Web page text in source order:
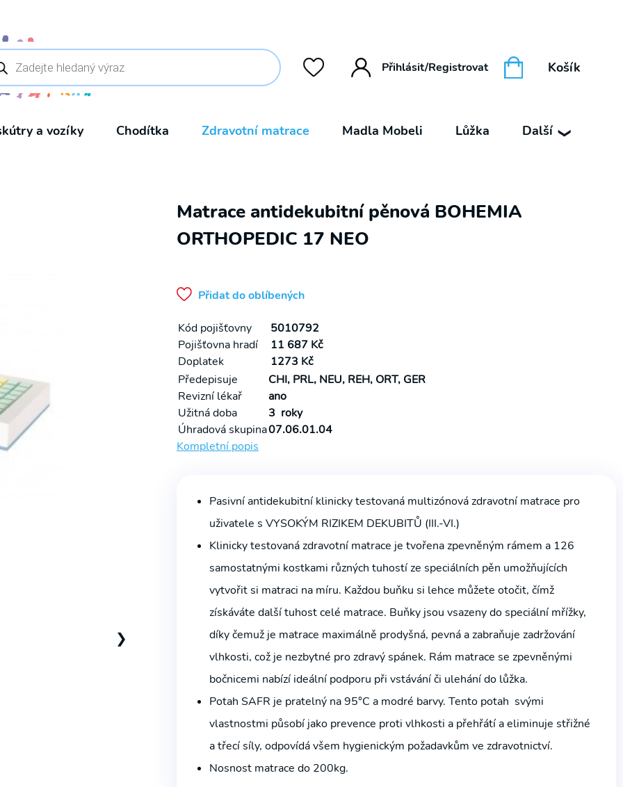
Přihlásit/Registrovat Košík
a vozíky Chodítka Zdravotní matrace Madla Mobeli Lůžka Další ❯
❯
Matrace antidekubitní pěnová BOHEMIA
ORTHOPEDIC 17 NEO
Přidat do oblíbených
Kód pojišťovny
5010792
Pojišťovna hradí 11 687 Kč
Doplatek
1273 Kč
Předepisuje
CHI, PRL, NEU, REH, ORT, GER
Revizní lékař
ano
Užitná doba
3 roky
Úhradová skupina07.06.01.04
Kompletní popis
Pasivní antidekubitní klinicky testovaná multizónová zdravotní matrace pro
uživatele s VYSOKÝM RIZIKEM DEKUBITŮ (III.-VI.)
Klinicky testovaná zdravotní matrace je tvořena zpevněným rámem a 126
samostatnými kostkami různých tuhostí ze speciálních pěn umožňujících
vytvořit si matraci na míru. Každou buňku si lehce můžete otočit, čímž
získáváte další tuhost celé matrace. Buňky jsou vsazeny do speciální mřížky,
díky čemuž je matrace maximálně prodyšná, pevná a zabraňuje zadržování
vlhkosti, což je nezbytné pro zdravý spánek. Rám matrace se zpevněnými
bočnicemi nabízí ideální podporu při vstávání či ulehání do lůžka.
Potah SAFR je pratelný na 95°C a modré barvy. Tento potah svými
vlastnostmi působí jako prevence proti vlhkosti a přehřátí a eliminuje střižné
a třecí síly, odpovídá všem hygienickým požadavkům ve zdravotnictví.
Nosnost matrace do 200kg.